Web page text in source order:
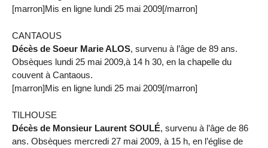
[marron]Mis en ligne lundi 25 mai 2009[/marron]
CANTAOUS
Décès de Soeur Marie ALOS, survenu à l’âge de 89 ans.
Obsèques lundi 25 mai 2009,à 14 h 30, en la chapelle du
couvent à Cantaous.
[marron]Mis en ligne lundi 25 mai 2009[/marron]
TILHOUSE
Décès de Monsieur Laurent SOULÉ, survenu à l’âge de 86
ans. Obsèques mercredi 27 mai 2009, à 15 h, en l’église de